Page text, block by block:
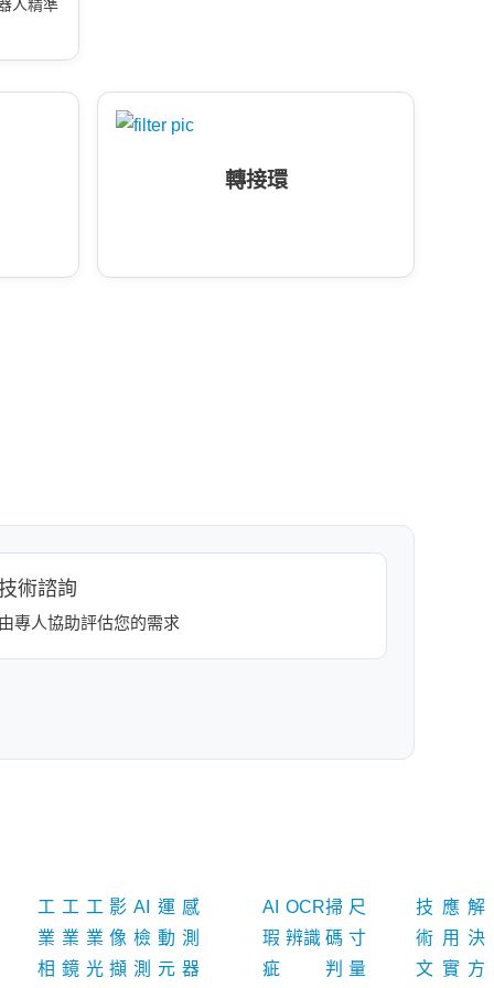
人精準
轉接環
術諮詢
由專人協助評估您的需求
工
業
相
工
業
鏡
工
業
光
影
像
擷
AI
檢
測
運
動
元
感
測
器
AI
瑕
疵
OCR
辨識
掃
碼
判
尺
寸
量
技
術
文
應
用
實
解
決
方